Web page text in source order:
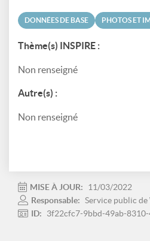
DONNÉES DE BASE PHOTOS ET
Thème(s) INSPIRE :
Non renseigné
Autre(s) :
Non renseigné
MISE À JOUR:
11/03/2022
Responsable: Service public de
ID:
3f22cfc7-9bbd-49ab-